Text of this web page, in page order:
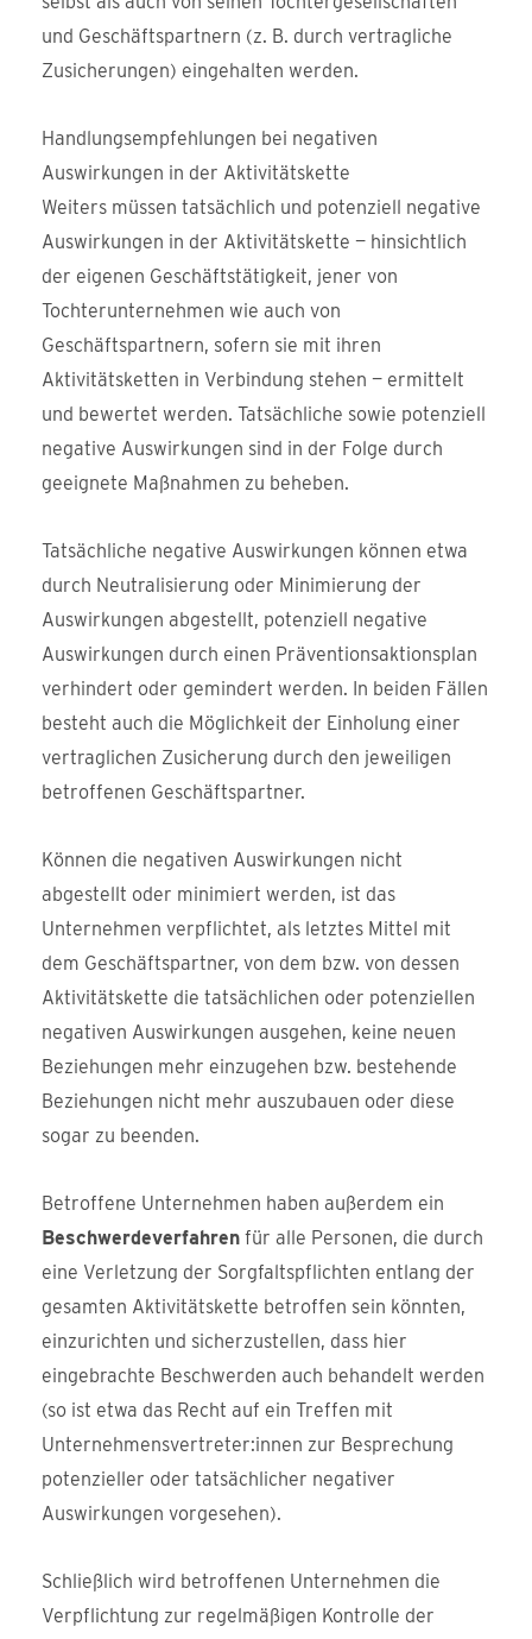
und Geschäftspartnern (z. B. durch vertragliche
Zusicherungen) eingehalten werden.
Handlungsempfehlungen bei negativen
Auswirkungen in der Aktivitätskette
Weiters müssen tatsächlich und potenziell negative
Auswirkungen in der Aktivitätskette — hinsichtlich
der eigenen Geschäftstätigkeit, jener von
Tochterunternehmen wie auch von
Geschäftspartnern, sofern sie mit ihren
Aktivitätsketten in Verbindung stehen — ermittelt
und bewertet werden. Tatsächliche sowie potenziell
negative Auswirkungen sind in der Folge durch
geeignete Maßnahmen zu beheben.
Tatsächliche negative Auswirkungen können etwa
durch Neutralisierung oder Minimierung der
Auswirkungen abgestellt, potenziell negative
Auswirkungen durch einen Präventionsaktionsplan
verhindert oder gemindert werden. In beiden Fällen
besteht auch die Möglichkeit der Einholung einer
vertraglichen Zusicherung durch den jeweiligen
betroffenen Geschäftspartner.
Können die negativen Auswirkungen nicht
abgestellt oder minimiert werden, ist das
Unternehmen verpflichtet, als letztes Mittel mit
dem Geschäftspartner, von dem bzw. von dessen
Aktivitätskette die tatsächlichen oder potenziellen
negativen Auswirkungen ausgehen, keine neuen
Beziehungen mehr einzugehen bzw. bestehende
Beziehungen nicht mehr auszubauen oder diese
sogar zu beenden.
Betroffene Unternehmen haben außerdem ein
Beschwerdeverfahren für alle Personen, die durch
eine Verletzung der Sorgfaltspflichten entlang der
gesamten Aktivitätskette betroffen sein könnten,
einzurichten und sicherzustellen, dass hier
eingebrachte Beschwerden auch behandelt werden
(so ist etwa das Recht auf ein Treffen mit
Unternehmensvertreter:innen zur Besprechung
potenzieller oder tatsächlicher negativer
Auswirkungen vorgesehen).
Schließlich wird betroffenen Unternehmen die
Verpflichtung zur regelmäßigen Kontrolle der